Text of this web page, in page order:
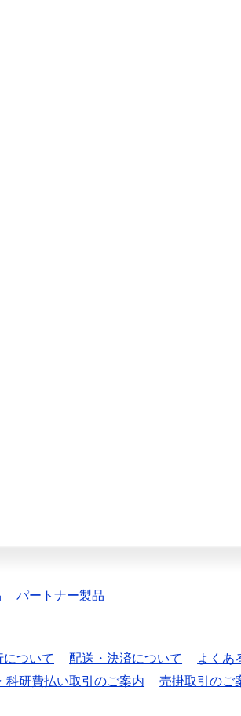
パートナー製品
について 配送・決済について
よくあ
科研費払い取引のご案内 売掛取引のご